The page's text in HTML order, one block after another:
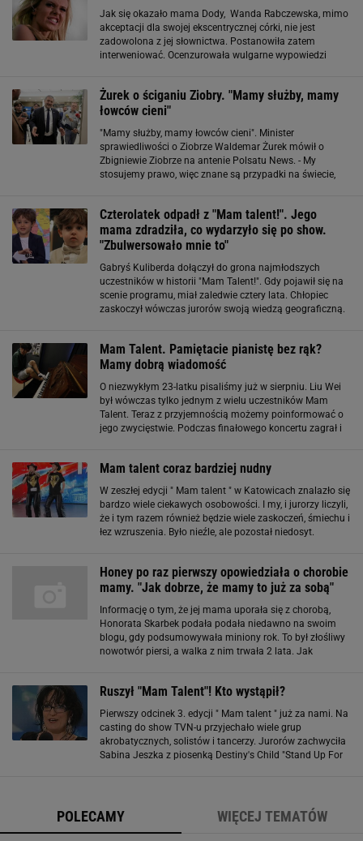
Jak się okazało mama Dody, Wanda Rabczewska, mimo
akceptacji dla swojej ekscentrycznej córki, nie jest
zadowolona z jej słownictwa. Postanowiła zatem
interweniować. Ocenzurowała wulgarne wypowiedzi
Żurek o ściganiu Ziobry. "Mamy służby, mamy
łowców cieni"
"Mamy służby, mamy łowców cieni". Minister
sprawiedliwości o Ziobrze Waldemar Żurek mówił o
Zbigniewie Ziobrze na antenie Polsatu News. - My
stosujemy prawo, więc znane są przypadki na świecie,
Czterolatek odpadł z "Mam talent!". Jego
mama zdradziła, co wydarzyło się po show.
"Zbulwersowało mnie to"
Gabryś Kuliberda dołączył do grona najmłodszych
uczestników w historii "Mam Talent!". Gdy pojawił się na
scenie programu, miał zaledwie cztery lata. Chłopiec
zaskoczył wówczas jurorów swoją wiedzą geograficzną.
Mam Talent. Pamiętacie pianistę bez rąk?
Mamy dobrą wiadomość
O niezwykłym 23-latku pisaliśmy już w sierpniu. Liu Wei
był wówczas tylko jednym z wielu uczestników Mam
Talent. Teraz z przyjemnością możemy poinformować o
jego zwycięstwie. Podczas finałowego koncertu zagrał i
Mam talent coraz bardziej nudny
W zeszłej edycji " Mam talent " w Katowicach znalazło się
bardzo wiele ciekawych osobowości. I my, i jurorzy liczyli,
że i tym razem również będzie wiele zaskoczeń, śmiechu i
łez wzruszenia. Było nieźle, ale pozostał niedosyt.
Honey po raz pierwszy opowiedziała o chorobie
mamy. "Jak dobrze, że mamy to już za sobą"
Informację o tym, że jej mama uporała się z chorobą,
Honorata Skarbek podała podała niedawno na swoim
blogu, gdy podsumowywała miniony rok. To był złośliwy
nowotwór piersi, a walka z nim trwała 2 lata. Jak
Ruszył "Mam Talent"! Kto wystąpił?
Pierwszy odcinek 3. edycji " Mam talent " już za nami. Na
casting do show TVN-u przyjechało wiele grup
akrobatycznych, solistów i tancerzy. Jurorów zachwyciła
Sabina Jeszka z piosenką Destiny's Child "Stand Up For
POLECAMY WIĘCEJ TEMATÓW